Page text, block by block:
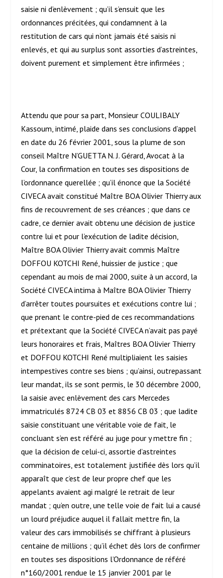
saisie ni d’enlèvement ; qu’il s’ensuit que les
ordonnances précitées, qui condamnent à la
restitution de cars qui n’ont jamais été saisis ni
enlevés, et qui au surplus sont assorties d’astreintes,
doivent purement et simplement être infirmées ;
Attendu que pour sa part, Monsieur COULIBALY
Kassoum, intimé, plaide dans ses conclusions d’appel
en date du 26 février 2001, sous la plume de son
conseil Maître N’GUETTA N. J. Gérard, Avocat à la
Cour, la confirmation en toutes ses dispositions de
l’ordonnance querellée ; qu’il énonce que la Société
CIVECA avait constitué Maître BOA Olivier Thierry aux
fins de recouvrement de ses créances ; que dans ce
cadre, ce dernier avait obtenu une décision de justice
contre lui et pour l’exécution de ladite décision,
Maître BOA Olivier Thierry avait commis Maître
DOFFOU KOTCHI René, huissier de justice ; que
cependant au mois de mai 2000, suite à un accord, la
Société CIVECA intima à Maître BOA Olivier Thierry
d’arrêter toutes poursuites et exécutions contre lui ;
que prenant le contre-pied de ces recommandations
et prétextant que la Société CIVECA n’avait pas payé
leurs honoraires et frais, Maîtres BOA Olivier Thierry
et DOFFOU KOTCHI René multipliaient les saisies
intempestives contre ses biens ; qu’ainsi, outrepassant
leur mandat, ils se sont permis, le 30 décembre 2000,
la saisie avec enlèvement des cars Mercedes
immatriculés 8724 CB 03 et 8856 CB 03 ; que ladite
saisie constituant une véritable voie de fait, le
concluant s’en est référé au juge pour y mettre fin ;
que la décision de celui-ci, assortie d’astreintes
comminatoires, est totalement justifiée dès lors qu’il
apparaît que c’est de leur propre chef que les
appelants avaient agi malgré le retrait de leur
mandat ; qu’en outre, une telle voie de fait lui a causé
un lourd préjudice auquel il fallait mettre fin, la
valeur des cars immobilisés se chiffrant à plusieurs
centaine de millions ; qu’il échet dès lors de confirmer
en toutes ses dispositions l’Ordonnance de référé
n°160/2001 rendue le 15 janvier 2001 par le